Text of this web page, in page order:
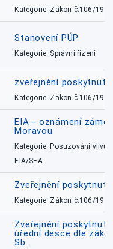
Kategorie: Zákon č.106/1999
Stanovení PÚP
Kategorie: Správní řízení
zveřejnění
Kategorie: Zákon č.106/1999
EIA - oznámení
Moravou
Kategorie: Posuzování vlivů
EIA/SEA
Zveřejnění
Kategorie: Zákon č.106/1999
Zveřejnění
úřední desce dle
Sb.